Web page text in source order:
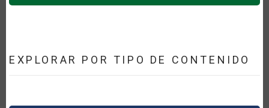
EXPLORAR POR TIPO DE CONTENIDO